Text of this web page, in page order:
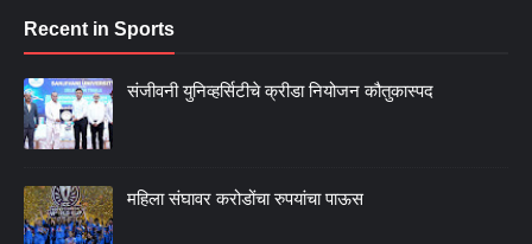
Recent in Sports
संजीवनी युनिव्हर्सिटीचे क्रीडा नियोजन कौतुकास्पद
महिला संघावर करोडोंचा रुपयांचा पाऊस